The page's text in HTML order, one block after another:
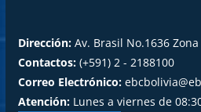
Dirección: Av. Brasil No.1636
Contactos:(+591) 2 - 2188100
Correo Electrónico:
Atención:Lunes a viernes de